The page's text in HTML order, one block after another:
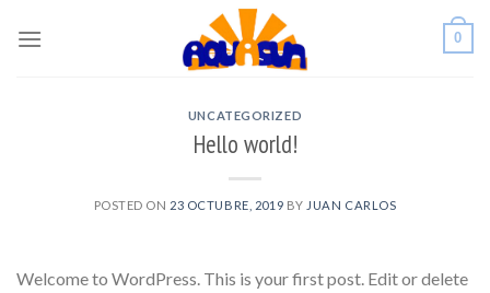
0
UNCATEGORIZED
Hello world!
POSTED ON 23 OCTUBRE, 2019 BY JUAN CARLOS
Welcome to WordPress. This is your first post. Edit or delete